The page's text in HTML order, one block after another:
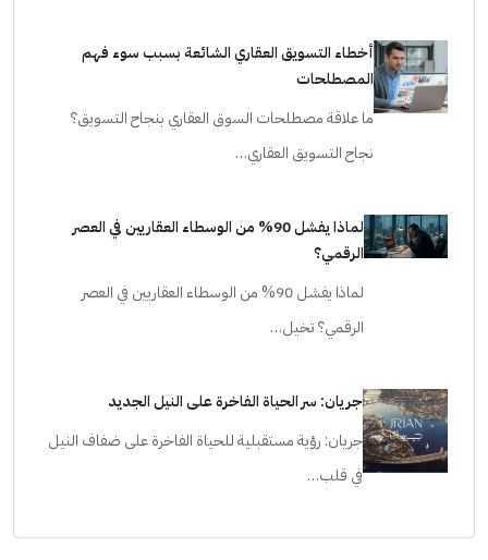
أخطاء التسويق العقاري الشائعة بسبب سوء فهم
المصطلحات
ما علاقة مصطلحات السوق العقاري بنجاح التسويق؟
نجاح التسويق العقاري…
لماذا يفشل 90% من الوسطاء العقاريين في العصر
الرقمي؟
لماذا يفشل 90% من الوسطاء العقاريين في العصر
الرقمي؟ تخيل…
جريان: سر الحياة الفاخرة على النيل الجديد
جريان: رؤية مستقبلية للحياة الفاخرة على ضفاف النيل
في قلب…